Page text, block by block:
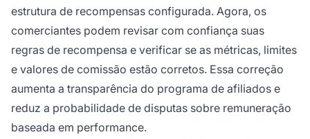
estrutura de recompensas configurada. Agora, os
comerciantes podem revisar com confiança suas
regras de recompensa e verificar se as métricas, limites
e valores de comissão estão corretos. Essa correção
aumenta a transparência do programa de afiliados e
reduz a probabilidade de disputas sobre remuneração
baseada em performance.